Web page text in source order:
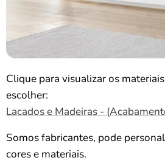
Clique para visualizar os
escolher:
Lacados e Madeiras -
Somos fabricantes, pode
cores e materiais.